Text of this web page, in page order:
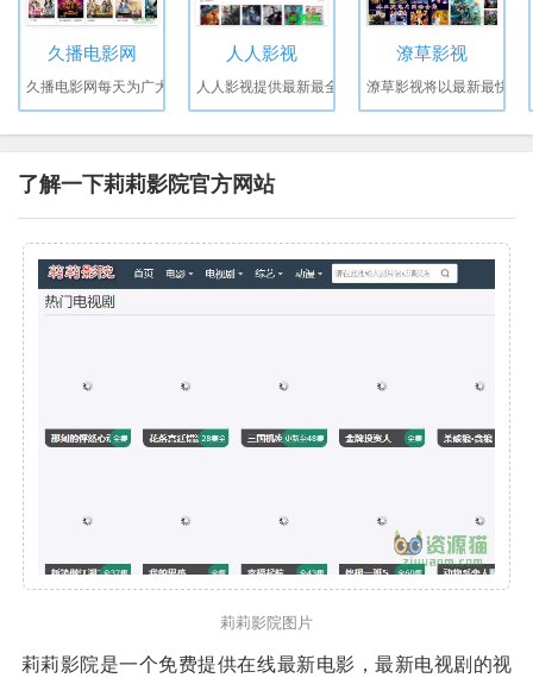
久播电影网
久播电影网每天为广大
人人影视
人人影视提供最新最全
潦草影视
潦草影视将以最新最快
了解一下莉莉影院官方网站
莉莉影院图片
莉莉影院是一个免费提供在线最新电影，最新电视剧的视